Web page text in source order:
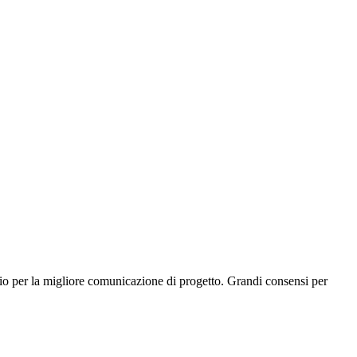
per la migliore comunicazione di progetto. Grandi consensi per